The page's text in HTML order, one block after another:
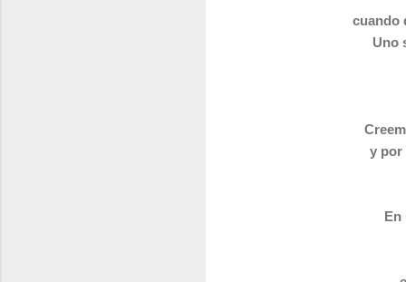
cuando
Uno
y por
En